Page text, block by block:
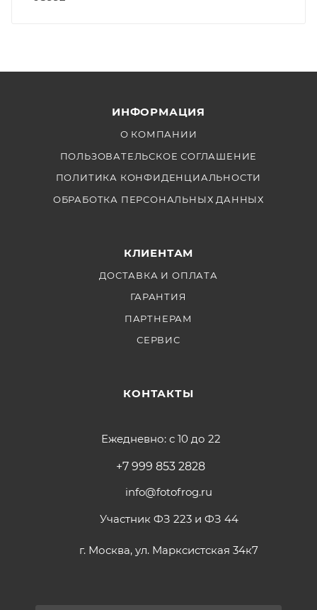
ИНФОРМАЦИЯ
О КОМПАНИИ
ПОЛЬЗОВАТЕЛЬСКОЕ СОГЛАШЕНИЕ
ПОЛИТИКА КОНФИДЕНЦИАЛЬНОСТИ
ОБРАБОТКА ПЕРСОНАЛЬНЫХ ДАННЫХ
КЛИЕНТАМ
ДОСТАВКА И ОПЛАТА
ГАРАНТИЯ
ПАРТНЕРАМ
СЕРВИС
КОНТАКТЫ
Ежедневно: с 10 до 22
+7 999 853 2828
info@fotofrog.ru
Участник ФЗ 223 и ФЗ 44
г. Москва, ул. Марксистская 34к7